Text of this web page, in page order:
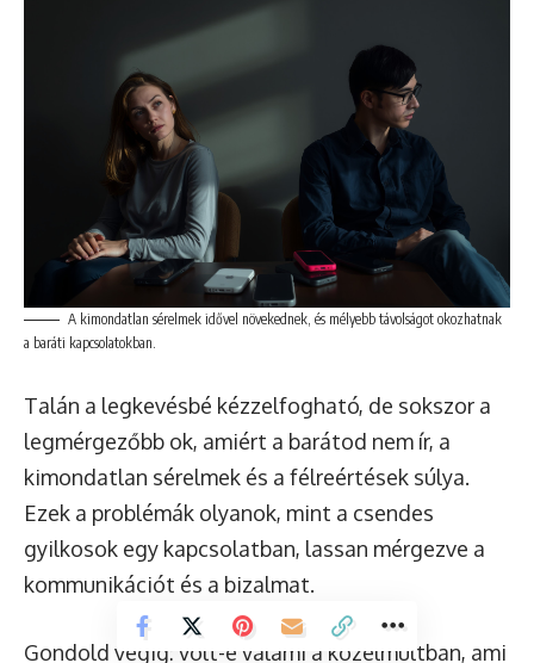
A kimondatlan sérelmek idővel növekednek, és mélyebb távolságot okozhatnak
a baráti kapcsolatokban.
Talán a legkevésbé kézzelfogható, de sokszor a
legmérgezőbb ok, amiért a barátod nem ír, a
kimondatlan sérelmek és a félreértések súlya.
Ezek a problémák olyanok, mint a csendes
gyilkosok egy kapcsolatban, lassan mérgezve a
kommunikációt és a bizalmat.
Gondold végig: volt-e valami a közelmúltban, ami